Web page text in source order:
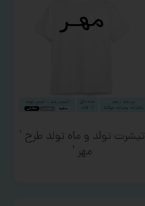
تیشرت تولد و ماه تولد طرح ‘
مهر ‘